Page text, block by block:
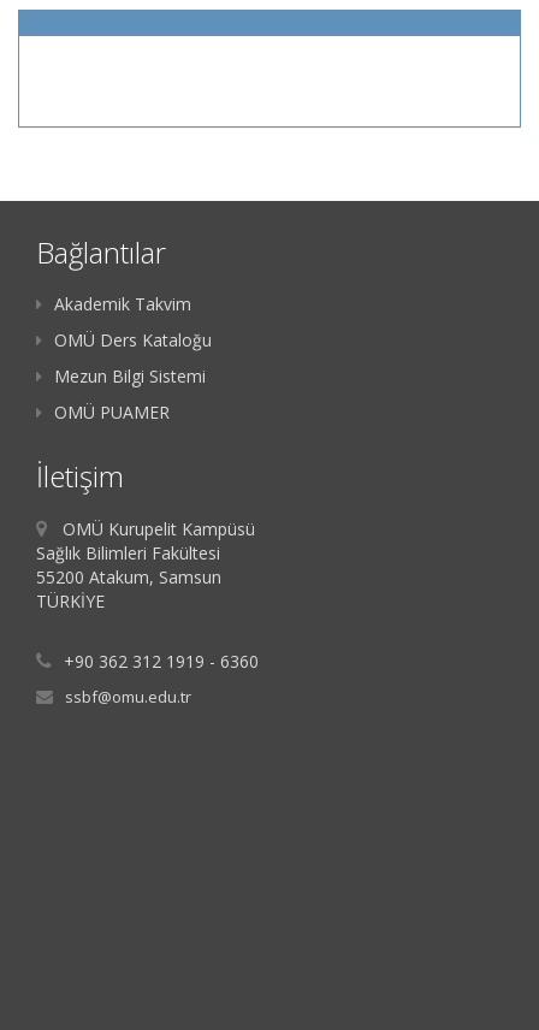
Bağlantılar
Akademik Takvim
OMÜ Ders Kataloğu
Mezun Bilgi Sistemi
OMÜ PUAMER
İletişim
OMÜ Kurupelit Kampüsü
Sağlık Bilimleri Fakültesi
55200 Atakum, Samsun
TÜRKİYE
+90 362 312 1919 - 6360
ssbf@omu.edu.tr